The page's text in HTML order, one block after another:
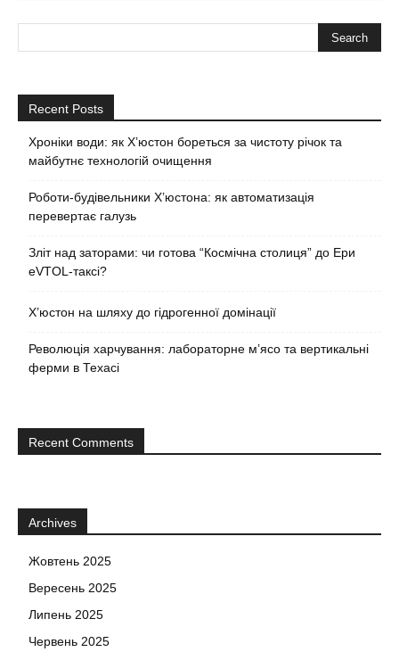
Recent Posts
Хроніки води: як Х’юстон бореться за чистоту річок та
майбутнє технологій очищення
Роботи-будівельники Х’юстона: як автоматизація
перевертає галузь
Зліт над заторами: чи готова “Космічна столиця” до Ери
eVTOL-таксі?
Х’юстон на шляху до гідрогенної домінації
Революція харчування: лабораторне м’ясо та вертикальні
ферми в Техасі
Recent Comments
Archives
Жовтень 2025
Вересень 2025
Липень 2025
Червень 2025